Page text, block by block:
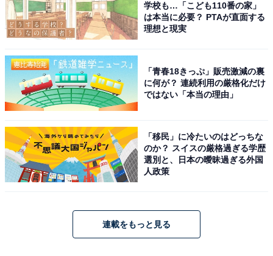
学校も…「こども110番の家」
は本当に必要？ PTAが直面する
理想と現実
「青春18きっぷ」販売激減の裏
に何が？ 連続利用の厳格化だけ
ではない「本当の理由」
「移民」に冷たいのはどっちな
のか？ スイスの厳格過ぎる学歴
選別と、日本の曖昧過ぎる外国
人政策
連載をもっと見る